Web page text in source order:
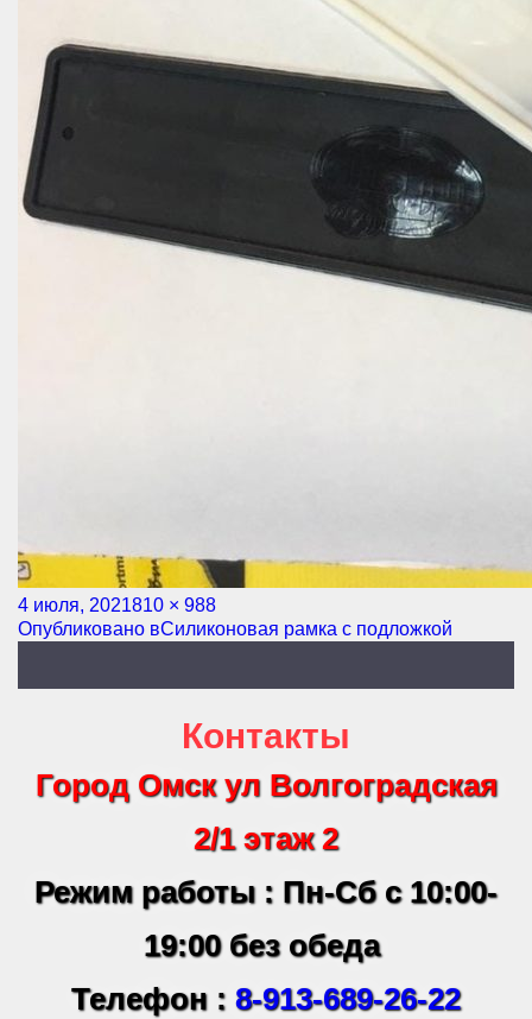
Опубликовано
4 июля, 2021Полный
размер
810 × 988
Навигация
Опубликовано вСиликоновая рамка с подложкой
Контакты
Город Омск ул Волгоградская
2/1 этаж 2
Режим работы : Пн-Сб с 10:00-
19:00 без обеда
Телефон : 8-913-689-26-22